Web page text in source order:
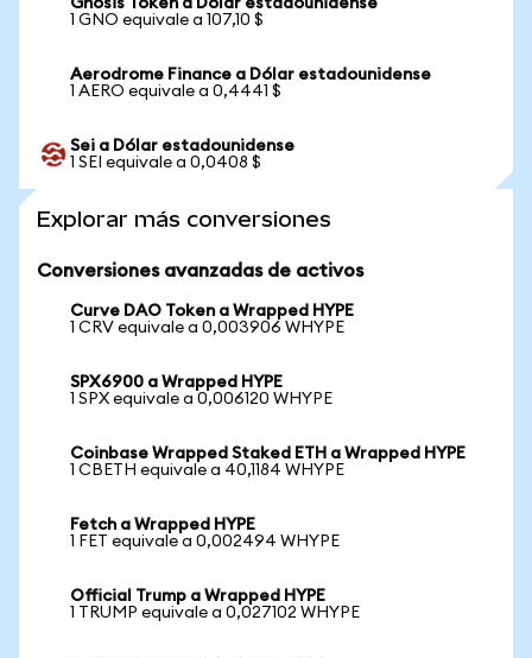
Gnosis Token a Dólar estadounidense
1 GNO equivale a 107,10 $
Aerodrome Finance a Dólar estadounidense
1 AERO equivale a 0,4441 $
Sei a Dólar estadounidense
1 SEI equivale a 0,0408 $
Explorar más conversiones
Conversiones avanzadas de activos
Curve DAO Token a Wrapped HYPE
1 CRV equivale a 0,003906 WHYPE
SPX6900 a Wrapped HYPE
1 SPX equivale a 0,006120 WHYPE
Coinbase Wrapped Staked ETH a Wrapped HYPE
1 CBETH equivale a 40,1184 WHYPE
Fetch a Wrapped HYPE
1 FET equivale a 0,002494 WHYPE
Official Trump a Wrapped HYPE
1 TRUMP equivale a 0,027102 WHYPE